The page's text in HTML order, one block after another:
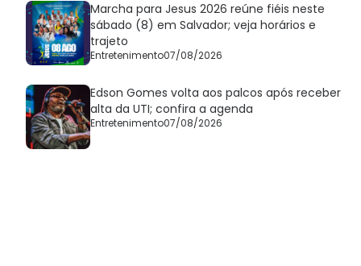
Marcha para Jesus 2026 reúne fiéis neste
sábado (8) em Salvador; veja horários e
trajeto
Entretenimento07/08/2026
Edson Gomes volta aos palcos após receber
alta da UTI; confira a agenda
Entretenimento07/08/2026